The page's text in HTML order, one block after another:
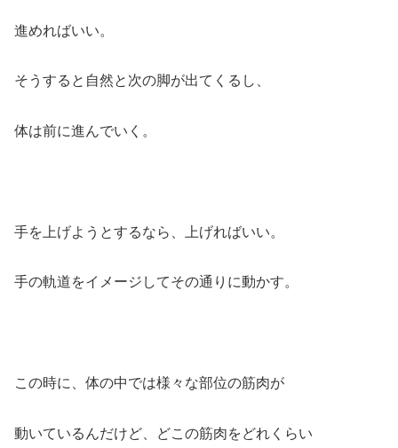
進めればいい。
そうすると自然と次の脚が出てくるし、
体は前に進んでいく。
手を上げようとするなら、上げればいい。
手の軌道をイメージしてその通りに動かす。
この時に、体の中では様々な部位の筋肉が
動いているんだけど、どこの筋肉をどれくらい